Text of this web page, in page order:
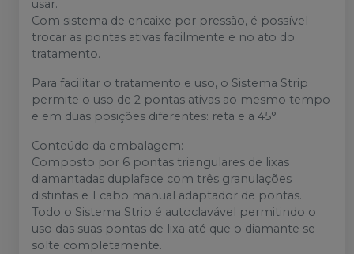
usar.
Com sistema de encaixe por pressão, é possível
trocar as pontas ativas facilmente e no ato do
tratamento.
Para facilitar o tratamento e uso, o Sistema Strip
permite o uso de 2 pontas ativas ao mesmo tempo
e em duas posições diferentes: reta e a 45°.
Conteúdo da embalagem:
Composto por 6 pontas triangulares de lixas
diamantadas duplaface com três granulações
distintas e 1 cabo manual adaptador de pontas.
Todo o Sistema Strip é autoclavável permitindo o
uso das suas pontas de lixa até que o diamante se
solte completamente.